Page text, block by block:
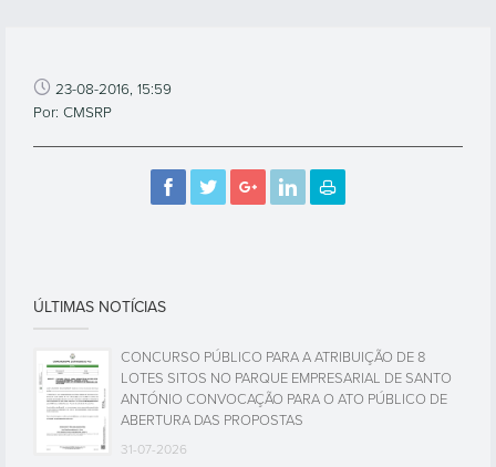
23-08-2016, 15:59
Por: CMSRP
ÚLTIMAS NOTÍCIAS
CONCURSO PÚBLICO PARA A ATRIBUIÇÃO DE 8
LOTES SITOS NO PARQUE EMPRESARIAL DE SANTO
ANTÓNIO CONVOCAÇÃO PARA O ATO PÚBLICO DE
ABERTURA DAS PROPOSTAS
31-07-2026